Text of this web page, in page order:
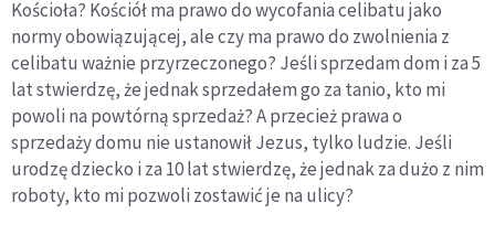
Kościoła? Kościół ma prawo do wycofania celibatu jako
normy obowiązującej, ale czy ma prawo do zwolnienia z
celibatu ważnie przyrzeczonego? Jeśli sprzedam dom i za 5
lat stwierdzę, że jednak sprzedałem go za tanio, kto mi
powoli na powtórną sprzedaż? A przecież prawa o
sprzedaży domu nie ustanowił Jezus, tylko ludzie. Jeśli
urodzę dziecko i za 10 lat stwierdzę, że jednak za dużo z nim
roboty, kto mi pozwoli zostawić je na ulicy?